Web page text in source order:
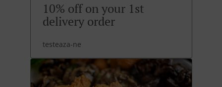
10% off on your 1st
delivery order
testeaza-ne